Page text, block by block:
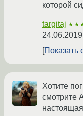
которой
targitaj
Показать
Хотите
смотрите